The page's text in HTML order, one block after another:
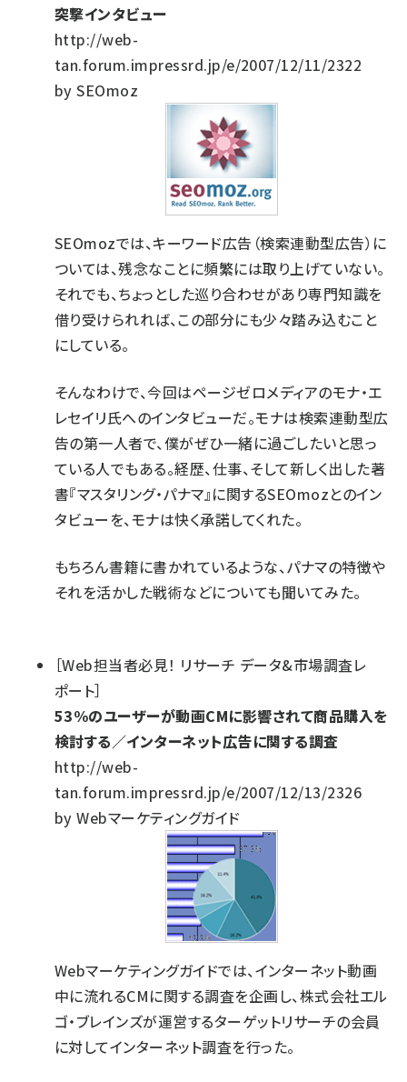
突撃インタビュー
http://web-
tan.forum.impressrd.jp/e/2007/12/11/2322
by SEOmoz
SEOmozでは、キーワード広告（検索連動型広告）に
ついては、残念なことに頻繁には取り上げていない。
それでも、ちょっとした巡り合わせがあり専門知識を
借り受けられれば、この部分にも少々踏み込むこと
にしている。
そんなわけで、今回はページゼロメディアのモナ・エ
レセイリ氏へのインタビューだ。モナは検索連動型広
告の第一人者で、僕がぜひ一緒に過ごしたいと思っ
ている人でもある。経歴、仕事、そして新しく出した著
書『マスタリング・パナマ』に関するSEOmozとのイン
タビューを、モナは快く承諾してくれた。
もちろん書籍に書かれているような、パナマの特徴や
それを活かした戦術などについても聞いてみた。
［Web担当者必見！ リサーチ データ&市場調査レ
ポート］
53%のユーザーが動画CMに影響されて商品購入を
検討する／インターネット広告に関する調査
http://web-
tan.forum.impressrd.jp/e/2007/12/13/2326
by Webマーケティングガイド
Webマーケティングガイドでは、インターネット動画
中に流れるCMに関する調査を企画し、株式会社エル
ゴ・ブレインズが運営するターゲットリサーチの会員
に対してインターネット調査を行った。